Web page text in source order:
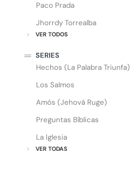
Paco Prada
Jhorrdy Torrealba
VER TODOS
SERIES
Hechos (La Palabra Triunfa)
Los Salmos
Amós (Jehová Ruge)
Preguntas Bíblicas
La Iglesia
VER TODAS